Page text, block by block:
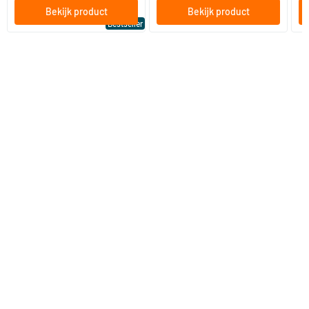
Bestseller
Bekijk product Bekijk product